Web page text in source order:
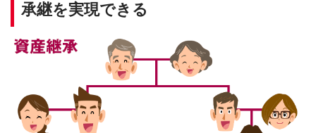
承継を実現できる